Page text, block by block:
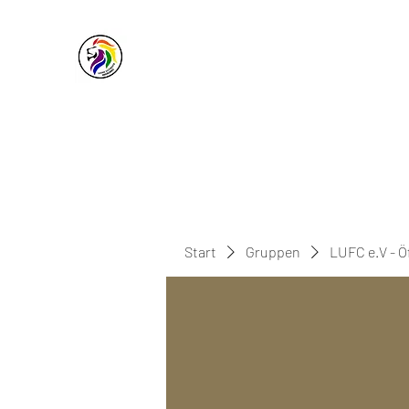
Start Gruppen LUFC e.V -